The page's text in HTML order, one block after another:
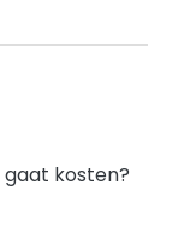
kosten?